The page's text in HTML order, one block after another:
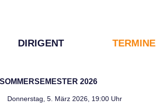
DIRIGENT TERMINE
2026
Donnerstag, 5. März 2026, 19:00 Uhr